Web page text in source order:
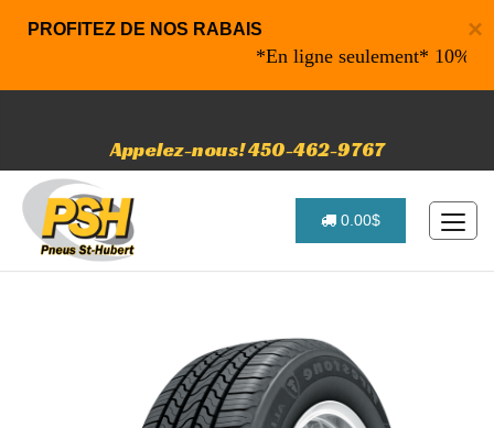
×
PROFITEZ DE NOS RABAIS
*En ligne seulement* 10% de
Appelez-nous! 450-462-9767
0.00$